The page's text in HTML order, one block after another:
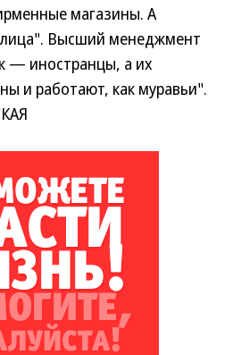
магазины. А
Высший менеджмент
— иностранцы, а их
и работают, как муравьи".